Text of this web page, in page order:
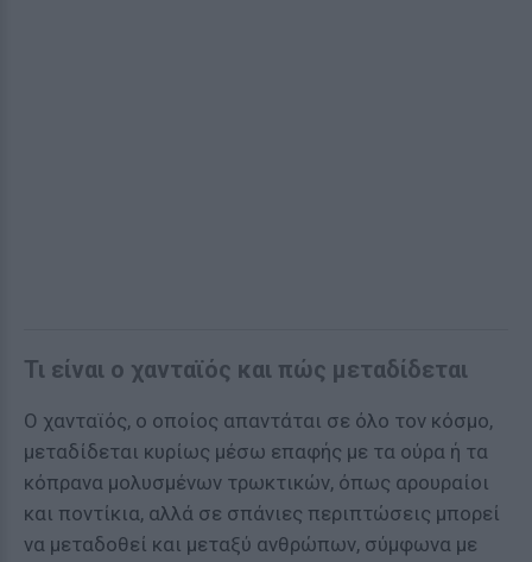
Τι είναι ο χανταϊός και πώς μεταδίδεται
Ο χανταϊός, ο οποίος απαντάται σε όλο τον κόσμο,
μεταδίδεται κυρίως μέσω επαφής με τα ούρα ή τα
κόπρανα μολυσμένων τρωκτικών, όπως αρουραίοι
και ποντίκια, αλλά σε σπάνιες περιπτώσεις μπορεί
να μεταδοθεί και μεταξύ ανθρώπων, σύμφωνα με